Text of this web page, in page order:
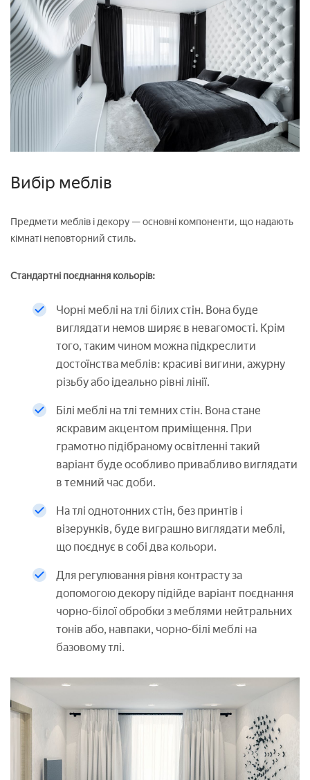
Вибір меблів
Предмети меблів і декору — основні компоненти, що надають
кімнаті неповторний стиль.
Стандартні поєднання кольорів:
Чорні меблі на тлі білих стін. Вона буде
виглядати немов ширяє в невагомості. Крім
того, таким чином можна підкреслити
достоїнства меблів: красиві вигини, ажурну
різьбу або ідеально рівні лінії.
Білі меблі на тлі темних стін. Вона стане
яскравим акцентом приміщення. При
грамотно підібраному освітленні такий
варіант буде особливо привабливо виглядати
в темний час доби.
На тлі однотонних стін, без принтів і
візерунків, буде виграшно виглядати меблі,
що поєднує в собі два кольори.
Для регулювання рівня контрасту за
допомогою декору підійде варіант поєднання
чорно-білої обробки з меблями нейтральних
тонів або, навпаки, чорно-білі меблі на
базовому тлі.